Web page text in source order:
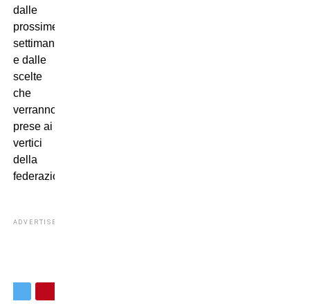
dalle
prossime
settimane
e dalle
scelte
che
verranno
prese ai
vertici
della
federazione.
ADVERTISEMENT